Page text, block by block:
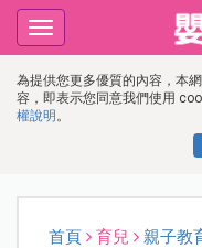
為提供您更多優質的內容，本
容，即表示您同意我們使用
權說明 。
Toggle
navigation
首頁 育兒 親子教